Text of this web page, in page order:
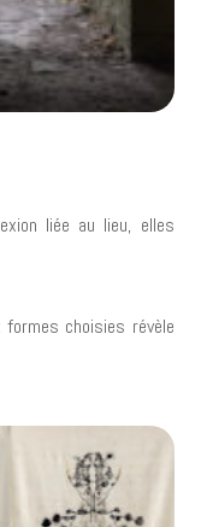
liée au lieu, elles
choisies révèle